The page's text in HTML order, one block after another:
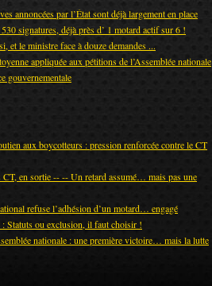
annoncées par l’État sont déjà largement en place
signatures, déjà près d’ 1 motard actif sur 6 !
et le ministre face à douze demandes ...
appliquée aux pétitions de l’Assemblée nationale
gouvernementale
aux boycotteurs : pression renforcée contre le CT
en sortie -- -- Un retard assumé… mais pas une
refuse l’adhésion d’un motard… engagé
Statuts ou exclusion, il faut choisir !
nationale : une première victoire… mais la lutte